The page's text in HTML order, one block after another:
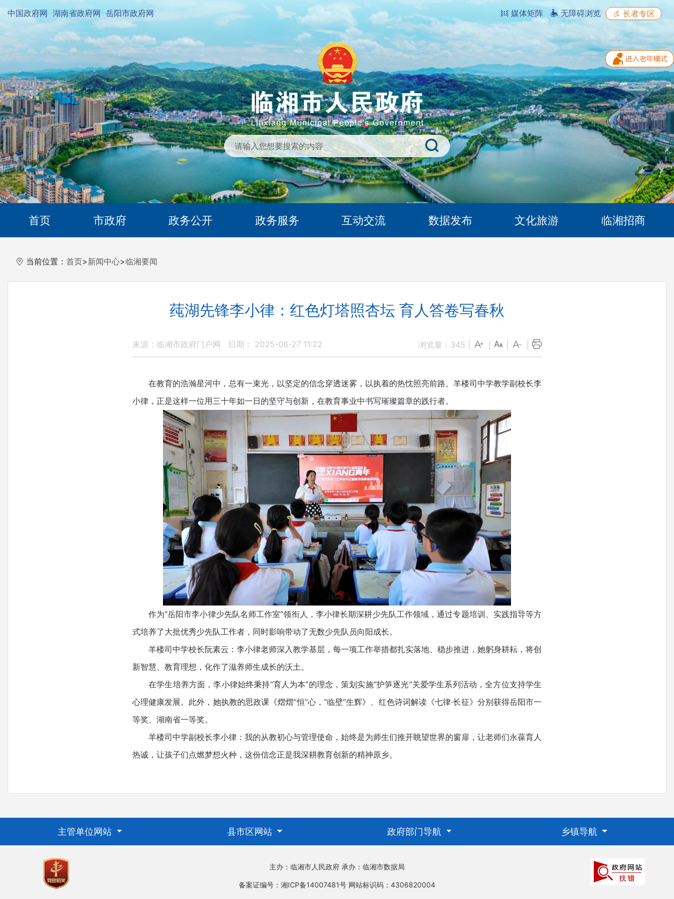
中国政府网 湖南省政府网 岳阳市政府网 媒体矩阵 无障碍浏览 长者专区
首页 市政府 政务公开 政务服务 互动交流 数据发布 文化旅游 临湘招商
当前位置： 首页>新闻中心>临湘要闻
莼湖先锋李小律：红色灯塔照杏坛 育人答卷写春秋
来源：临湘市政府门户网 日期： 2025-06-27 11:22 浏览量： 345
在教育的浩瀚星河中，总有一束光，以坚定的信念穿透迷雾，以执着的热忱照亮前路。羊楼司中学教学副校长李
小律，正是这样一位用三十年如一日的坚守与创新，在教育事业中书写璀璨篇章的践行者。
作为“岳阳市李小律少先队名师工作室”领衔人，李小律长期深耕少先队工作领域，通过专题培训、实践指导等方
式培养了大批优秀少先队工作者，同时影响带动了无数少先队员向阳成长。
羊楼司中学校长阮素云：李小律老师深入教学基层，每一项工作举措都扎实落地、稳步推进，她躬身耕耘，将创
新智慧、教育理想，化作了滋养师生成长的沃土。
在学生培养方面，李小律始终秉持“育人为本”的理念，策划实施“护笋逐光”关爱学生系列活动，全方位支持学生
心理健康发展。此外，她执教的思政课《熠熠“恒”心，“临壁”生辉》、红色诗词解读《七律·长征》分别获得岳阳市一
等奖、湖南省一等奖。
羊楼司中学副校长李小律：我的从教初心与管理使命，始终是为师生们推开眺望世界的窗扉，让老师们永葆育人
热诚，让孩子们点燃梦想火种，这份信念正是我深耕教育创新的精神原乡。
主管单位网站 县市区网站 政府部门导航 乡镇导航
主办：临湘市人民政府 承办：临湘市数据局
备案证编号：湘ICP备14007481号 网站标识码：4306820004